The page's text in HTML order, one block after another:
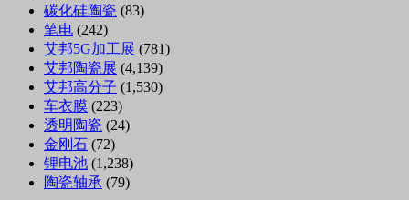
碳化硅陶瓷 (83)
笔电 (242)
艾邦5G加工展 (781)
艾邦陶瓷展 (4,139)
艾邦高分子 (1,530)
车衣膜 (223)
透明陶瓷 (24)
金刚石 (72)
锂电池 (1,238)
陶瓷轴承 (79)